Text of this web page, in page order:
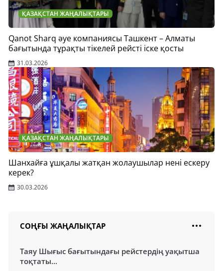
ҚАЗАҚСТАН ЖАҢАЛЫҚТАРЫ
Qanot Sharq әуе компаниясы Ташкент – Алматы
бағытында тұрақты тікелей рейсті іске қосты
31.03.2026
ҚАЗАҚСТАН ЖАҢАЛЫҚТАРЫ
Шанхайға ұшқалы жатқан жолаушылар нені ескеру
керек?
30.03.2026
СОҢҒЫ ЖАҢАЛЫҚТАР
Таяу Шығыс бағытындағы рейстердің уақытша
тоқтаты...